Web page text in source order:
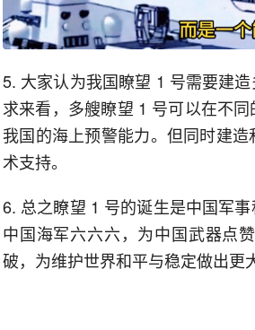
5. 大家认为我国瞭望 1 号需要建
求来看，多艘瞭望 1 号可以在不
我国的海上预警能力。但同时建
术支持。
6. 总之瞭望 1 号的诞生是中国军
中国海军六六六，为中国武器点
破，为维护世界和平与稳定做出更